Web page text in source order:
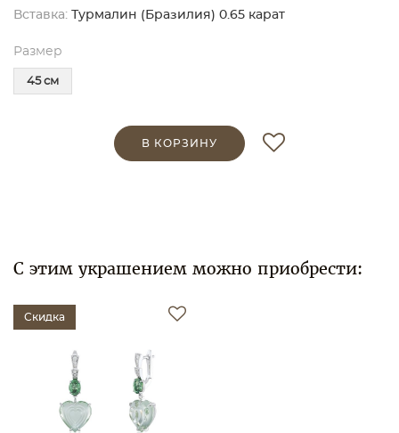
Вставка: Турмалин (Бразилия) 0.65 карат
Размер
45 см
В КОРЗИНУ
С этим украшением можно приобрести:
Скидка